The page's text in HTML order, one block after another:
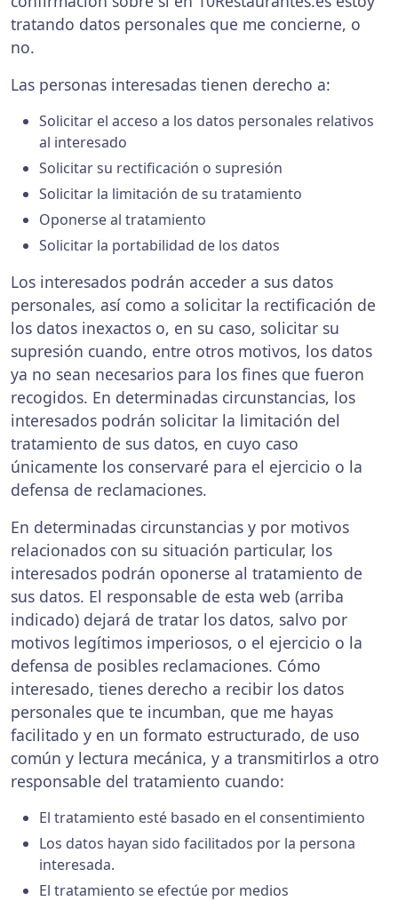
tratando datos personales que me concierne, o
no.
Las personas interesadas tienen derecho a:
Solicitar el acceso a los datos personales relativos
al interesado
Solicitar su rectificación o supresión
Solicitar la limitación de su tratamiento
Oponerse al tratamiento
Solicitar la portabilidad de los datos
Los interesados podrán acceder a sus datos
personales, así como a solicitar la rectificación de
los datos inexactos o, en su caso, solicitar su
supresión cuando, entre otros motivos, los datos
ya no sean necesarios para los fines que fueron
recogidos. En determinadas circunstancias, los
interesados podrán solicitar la limitación del
tratamiento de sus datos, en cuyo caso
únicamente los conservaré para el ejercicio o la
defensa de reclamaciones.
En determinadas circunstancias y por motivos
relacionados con su situación particular, los
interesados podrán oponerse al tratamiento de
sus datos. El responsable de esta web (arriba
indicado) dejará de tratar los datos, salvo por
motivos legítimos imperiosos, o el ejercicio o la
defensa de posibles reclamaciones. Cómo
interesado, tienes derecho a recibir los datos
personales que te incumban, que me hayas
facilitado y en un formato estructurado, de uso
común y lectura mecánica, y a transmitirlos a otro
responsable del tratamiento cuando:
El tratamiento esté basado en el consentimiento
Los datos hayan sido facilitados por la persona
interesada.
El tratamiento se efectúe por medios